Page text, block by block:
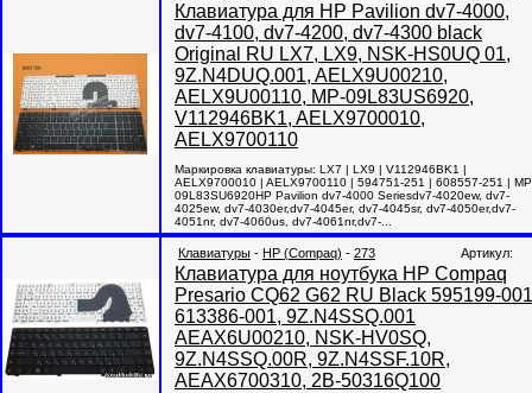
Клавиатура для HP Pavilion dv7-4000,
dv7-4100, dv7-4200, dv7-4300 black
Original RU LX7, LX9, NSK-HS0UQ 01,
9Z.N4DUQ.001, AELX9U00210,
AELX9U00110, MP-09L83US6920,
V112946BK1, AELX9700010,
AELX9700110
Маркировка клавиатуры: LX7 | LX9 | V112946BK1 |
AELX9700010 | AELX9700110 | 594751-251 | 608557-251 |
09L83SU6920HP Pavilion dv7-4000 Seriesdv7-4020ew, dv7-
4025ew, dv7-4030er,dv7-4045er, dv7-4045sr, dv7-4050er,dv7-
4051nr, dv7-4060us, dv7-4061nr,dv7-...
Клавиатуры - HP (Compaq) - 273 Артикул:
Клавиатура для ноутбука HP Compaq
Presario CQ62 G62 RU Black 595199-
613386-001, 9Z.N4SSQ.001
AEAX6U00210, NSK-HV0SQ,
9Z.N4SSQ.00R, 9Z.N4SSF.10R,
AEAX6700310, 2B-50316Q100